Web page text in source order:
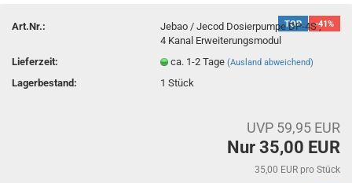
TOP -41%
Art.Nr.:
Jebao / Jecod Dosierpumpe DP-4S ,
4 Kanal Erweiterungsmodul
Lieferzeit:
ca. 1-2 Tage(Ausland abweichend)
Lagerbestand: 1Stück
UVP 59,95 EUR
Nur 35,00 EUR
35,00 EUR pro Stück